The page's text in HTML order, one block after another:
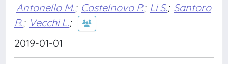
Antonello M.; Castelnovo P.; Li S.; Santoro
R.; Vecchi L.;
2019-01-01